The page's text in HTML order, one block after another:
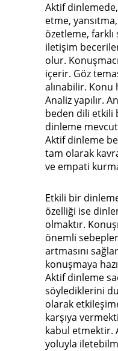
Aktif
etme,
özetleme,
iletişim
olur.
içerir. Göz
alınabilir.
Analiz yapılır.
beden dili etkili
dinleme
Aktif dinleme
tam olarak
ve empati
Etkili bir
özelliği ise
olmaktır.
önemli
artmasını
konuşmaya
Aktif dinleme
söylediklerini
olarak
karşıya
kabul etmektir.
yoluyla